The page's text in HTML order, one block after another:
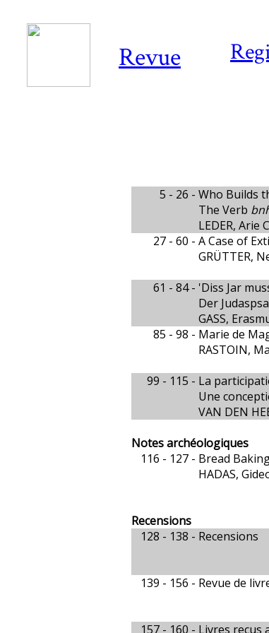
Revue
5 - 26 - Who Builds
The Verb
LEDER, Arie
27 - 60 - A Case of
GRÜTTER,
61 - 84 - 'Diss Jar
Der
GASS,
85 - 98 - Marie de
RASTOIN,
99 - 115 - La
Une
VAN DEN
Notes archéologiques
116 - 127 - Bread
HADAS,
Recensions
128 - 138 - Recensions
139 - 156 - Revue de
157 - 160 - Livres reçus